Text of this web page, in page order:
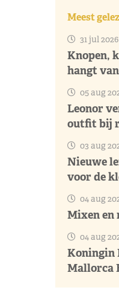
Meest
31 jul 2026
Knopen,
hangt
05 aug
Leonor
outfit bij
03 aug
Nieuwe
voor de
04 aug
Mixen en
04 aug
Koningin
Mallorca